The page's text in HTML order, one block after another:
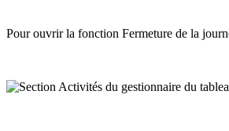
Pour ouvrir la fonction Fermeture de la